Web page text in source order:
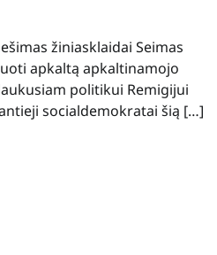
žiniasklaidai Seimas
apkaltą apkaltinamojo
politikui Remigijui
socialdemokratai šią […]